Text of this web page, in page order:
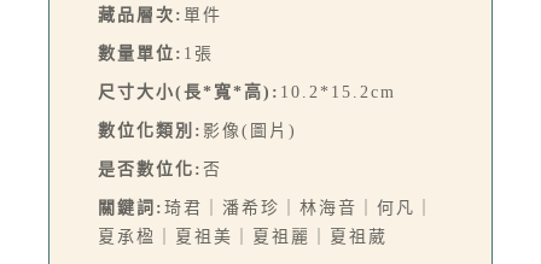
藏品層次: 單件
數量單位: 1張
尺寸大小(長*寬*高): 10.2*15.2cm
數位化類別: 影像(圖片)
是否數位化: 否
關鍵詞: 琦君｜潘希珍｜林海音｜何凡｜
夏承楹｜夏祖美｜夏祖麗｜夏祖葳